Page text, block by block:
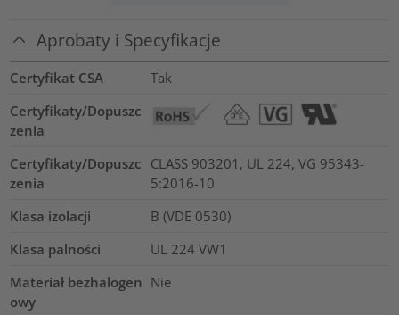
Aprobaty i Specyfikacje
Certyfikat CSA
Tak
Certyfikaty/Dopuszc
zenia
Certyfikaty/Dopuszc
zenia
CLASS 903201, UL 224, VG 95343-
5:2016-10
Klasa izolacji
B (VDE 0530)
Klasa palności
UL 224 VW1
Materiał bezhalogen
owy
Nie